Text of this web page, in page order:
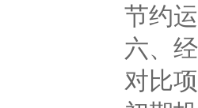
节约
六、
对比项